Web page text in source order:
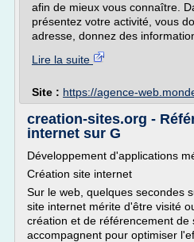
afin de mieux vous connaître.
présentez votre activité, vous
adresse, donnez des
Lire la suite
Site : https://agence-
creation-sites.org -
internet sur G
Développement d'applications
Création site internet
Sur le web, quelques secondes
site internet mérite d'être visité
création et de référencement de
accompagnent pour optimiser